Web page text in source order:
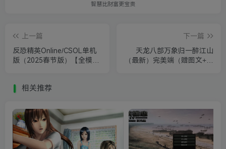
智慧比财富更宝贵
上一篇
反恐精英Online/CSOL单机
版（2025春节版）【全模式
下一篇
天龙八部万象归一醉江山
（最新）完美端（赠图文+视
相关推荐